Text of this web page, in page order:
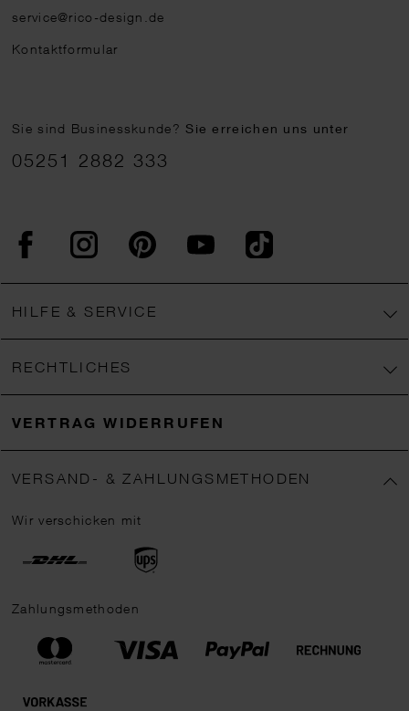
service@rico-design.de
Kontaktformular
Sie sind Businesskunde?Sie erreichen uns unter
05251 2882 333
FacebookInstagram PinterestYouTubeTikTok
HILFE & SERVICE
RECHTLICHES
VERTRAG WIDERRUFEN
VERSAND- & ZAHLUNGSMETHODEN
Wir verschicken mit
Zahlungsmethoden